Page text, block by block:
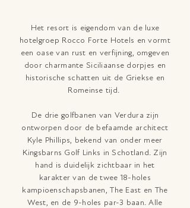
Het resort is eigendom van de luxe
hotelgroep Rocco Forte Hotels en vormt
een oase van rust en verfijning, omgeven
door charmante Siciliaanse dorpjes en
historische schatten uit de Griekse en
Romeinse tijd.
De drie golfbanen van Verdura zijn
ontworpen door de befaamde architect
Kyle Phillips, bekend van onder meer
Kingsbarns Golf Links in Schotland. Zijn
hand is duidelijk zichtbaar in het
karakter van de twee 18-holes
kampioenschapsbanen, The East en The
West, en de 9-holes par-3 baan. Alle